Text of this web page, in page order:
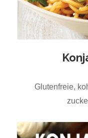
Glutenfreie,